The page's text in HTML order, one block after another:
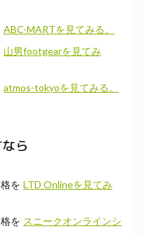
ABC-MARTを見てみる。
山男footgearを見てみ
atmos-tokyoを見てみる。
ら
を LTD Onlineを見てみ
を スニークオンラインシ